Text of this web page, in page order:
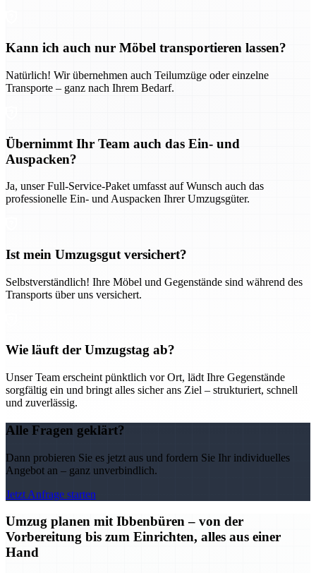
Kann ich auch nur Möbel transportieren lassen?
Natürlich! Wir übernehmen auch Teilumzüge oder einzelne
Transporte – ganz nach Ihrem Bedarf.
Übernimmt Ihr Team auch das Ein- und
Auspacken?
Ja, unser Full-Service-Paket umfasst auf Wunsch auch das
professionelle Ein- und Auspacken Ihrer Umzugsgüter.
Ist mein Umzugsgut versichert?
Selbstverständlich! Ihre Möbel und Gegenstände sind während des
Transports über uns versichert.
Wie läuft der Umzugstag ab?
Unser Team erscheint pünktlich vor Ort, lädt Ihre Gegenstände
sorgfältig ein und bringt alles sicher ans Ziel – strukturiert, schnell
und zuverlässig.
Alle Fragen geklärt?
Dann probieren Sie es jetzt aus und fordern Sie Ihr individuelles
Angebot an – ganz unverbindlich.
Jetzt Anfrage starten
Umzug planen mit Ibbenbüren – von der
Vorbereitung bis zum Einrichten, alles aus einer
Hand